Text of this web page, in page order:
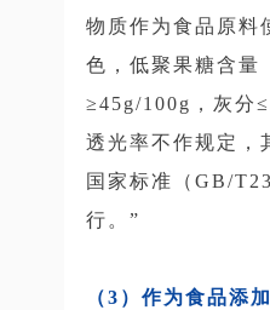
物质作为食品原料
色，低聚果糖含量
≥45g/100g，灰分
透光率不作规定，
国家标准（GB/
行。”
（3）作为食品添